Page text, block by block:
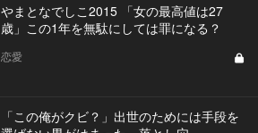
やまとなでしこ2015 「女の最高値は27
歳」この1年を無駄にしては罪になる？
恋愛
「この俺がクビ？」出世のためには手段を